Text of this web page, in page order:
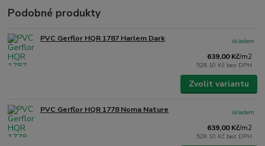
Podobné produkty
PVC Gerflor HQR 1787 Harlem Dark
639,00 Kč/m2
528,10 Kč bez DPH
skladem
Zvolit variantu
PVC Gerflor HQR 1778 Noma Nature
639,00 Kč/m2
528,10 Kč bez DPH
skladem